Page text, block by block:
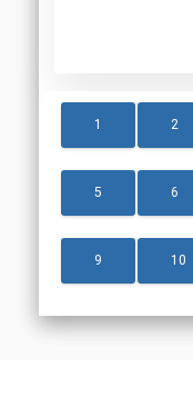
1 2
5 6
9 10